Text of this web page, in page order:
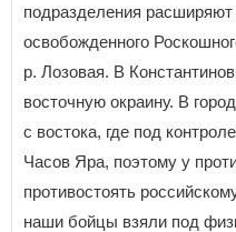
подразделения расширяют
освобожденного
р. Лозовая. В
восточную окраину. В
с востока, где под
Часов Яра, поэтому у
противостоять
наши бойцы взяли под